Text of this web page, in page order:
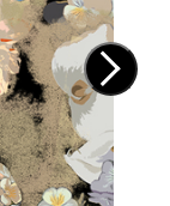
Nex
t